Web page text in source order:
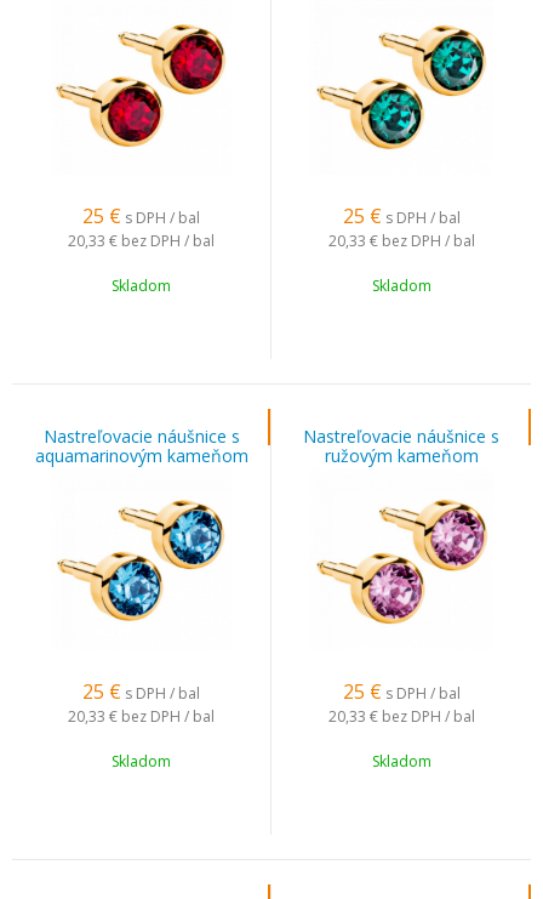
25 € s DPH / bal
20,33 € bez DPH / bal
Skladom
25 € s DPH / bal
20,33 € bez DPH / bal
Skladom
Nastreľovacie náušnice s
aquamarinovým kameňom
pozlátené
25 € s DPH / bal
20,33 € bez DPH / bal
Skladom
Nastreľovacie náušnice s
ružovým kameňom
pozlátené
25 € s DPH / bal
20,33 € bez DPH / bal
Skladom